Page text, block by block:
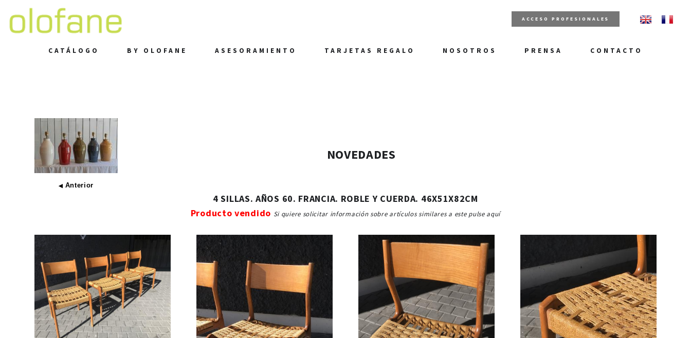
ACCESO PROFESIONALES
CATÁLOGO BY OLOFANE ASESORAMIENTO TARJETAS REGALO NOSOTROS PRENSA CONTACTO
◀ Anterior
NOVEDADES
4 SILLAS. AÑOS 60. FRANCIA. ROBLE Y CUERDA. 46X51X82CM
Producto vendido Si quiere solicitar información sobre artículos similares a este pulse aquí